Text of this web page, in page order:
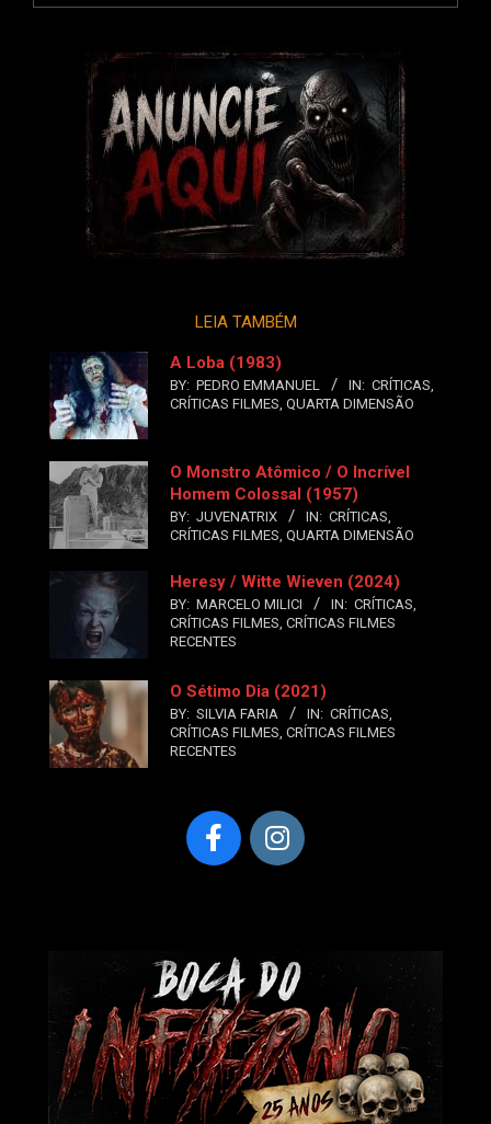
LEIA TAMBÉM
A Loba (1983)
BY: PEDRO EMMANUEL IN: CRÍTICAS
CRÍTICAS FILMES QUARTA DIMENSÃO
O Monstro Atômico / O Incrível
Homem Colossal (1957)
BY: JUVENATRIX IN: CRÍTICAS
CRÍTICAS FILMES QUARTA DIMENSÃO
Heresy / Witte Wieven (2024)
BY: MARCELO MILICI IN: CRÍTICAS
CRÍTICAS FILMES CRÍTICAS FILMES
RECENTES
O Sétimo Dia (2021)
BY: SILVIA FARIA IN: CRÍTICAS
CRÍTICAS FILMES CRÍTICAS FILMES
RECENTES